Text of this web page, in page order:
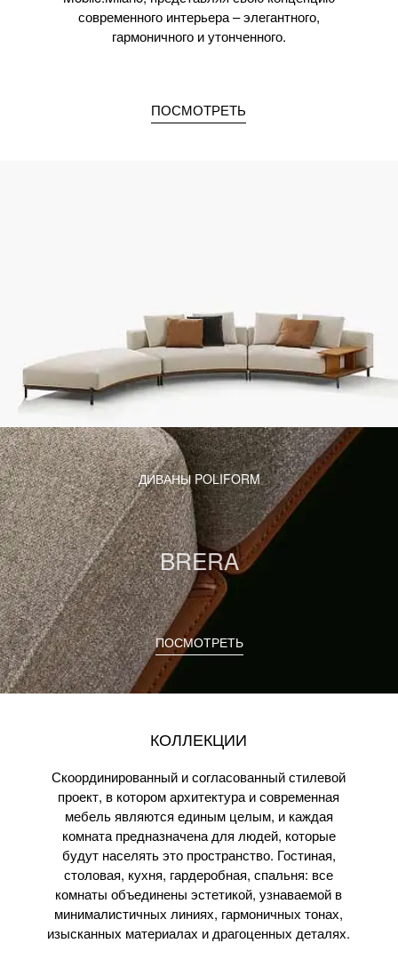
современного интерьера – элегантного,
гармоничного и утонченного.
ПОСМОТРЕТЬ
ДИВАНЫ POLIFORM
BRERA
ПОСМОТРЕТЬ
КОЛЛЕКЦИИ
Скоординированный и согласованный стилевой
проект, в котором архитектура и современная
мебель являются единым целым, и каждая
комната предназначена для людей, которые
будут населять это пространство. Гостиная,
столовая, кухня, гардеробная, спальня: все
комнаты объединены эстетикой, узнаваемой в
минималистичных линиях, гармоничных тонах,
изысканных материалах и драгоценных деталях.